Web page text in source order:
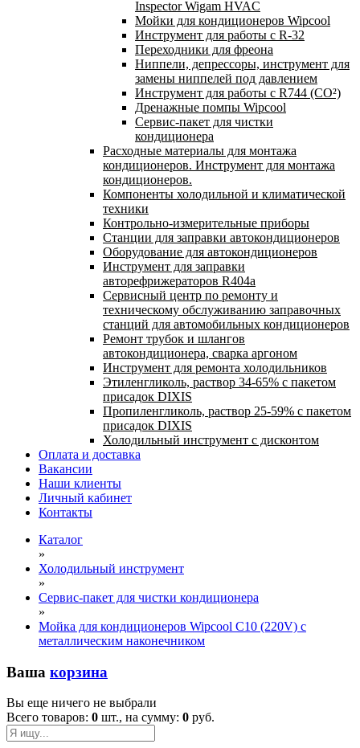
Inspector Wigam HVAC
Мойки для кондиционеров Wipcool
Инструмент для работы с R-32
Переходники для фреона
Ниппели, депрессоры, инструмент для
замены ниппелей под давлением
Инструмент для работы с R744 (CO²)
Дренажные помпы Wipcool
Сервис-пакет для чистки
кондиционера
Расходные материалы для монтажа
кондиционеров. Инструмент для монтажа
кондиционеров.
Компоненты холодильной и климатической
техники
Контрольно-измерительные приборы
Станции для заправки автокондиционеров
Оборудование для автокондиционеров
Инструмент для заправки
авторефрижераторов R404a
Сервисный центр по ремонту и
техническому обслуживанию заправочных
станций для автомобильных кондиционеров
Ремонт трубок и шлангов
автокондиционера, сварка аргоном
Инструмент для ремонта холодильников
Этиленгликоль, раствор 34-65% с пакетом
присадок DIXIS
Пропиленгликоль, раствор 25-59% с пакетом
присадок DIXIS
Холодильный инструмент с дисконтом
Оплата и доставка
Вакансии
Наши клиенты
Личный кабинет
Контакты
Каталог
»
Холодильный инструмент
»
Сервис-пакет для чистки кондиционера
»
Мойка для кондиционеров Wipcool C10 (220V) с
металлическим наконечником
Ваша корзина
Вы еще ничего не выбрали
Всего товаров: 0 шт., на сумму: 0 руб.